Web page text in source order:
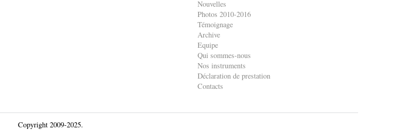
Nouvelles
Photos 2010-2016
Témoignage
Archive
Equipe
Qui sommes-nous
Nos instruments
Déclaration de prestation
Contacts
Copyright 2009-2025.